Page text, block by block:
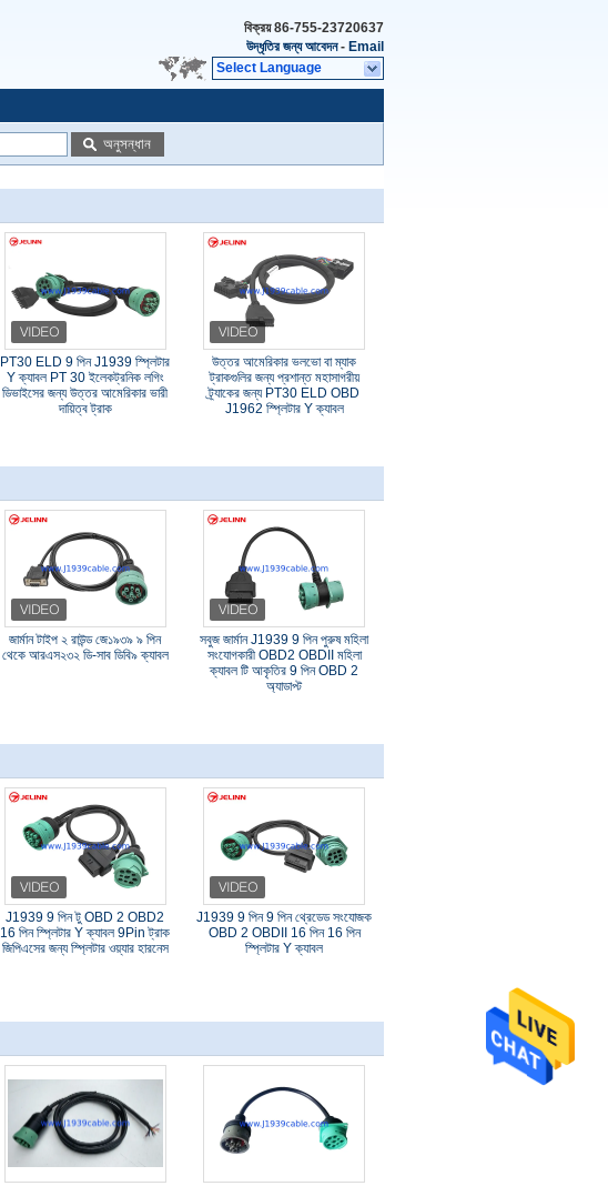
বিক্রয়86-755-23720637
উদ্ধৃতির জন্য আবেদন- Email
Select Language
অনুসন্ধান
PT30 ELD 9 পিন J1939 স্প্লিটার
Y ক্যাবল PT 30 ইলেকট্রনিক লগিং
ডিভাইসের জন্য উত্তর আমেরিকার ভারী
দায়িত্ব ট্রাক
উত্তর আমেরিকার ভলভো বা ম্যাক
ট্রাকগুলির জন্য প্রশান্ত মহাসাগরীয়
ট্র্যাকের জন্য PT30 ELD OBD
J1962 স্প্লিটার Y ক্যাবল
জার্মান টাইপ ২ রাউন্ড জে১৯৩৯ ৯ পিন
থেকে আরএস২৩২ ডি-সাব ডিবি৯ ক্যাবল
সবুজ জার্মান J1939 9 পিন পুরুষ মহিলা
সংযোগকারী OBD2 OBDII মহিলা
ক্যাবল টি আকৃতির 9 পিন OBD 2
অ্যাডাপ্ট
J1939 9 পিন টু OBD 2 OBD2
16 পিন স্প্লিটার Y ক্যাবল 9Pin ট্রাক
জিপিএসের জন্য স্প্লিটার ওয়্যার হারনেস
J1939 9 পিন 9 পিন থ্রেডেড সংযোজক
OBD 2 OBDII 16 পিন 16 পিন
স্প্লিটার Y ক্যাবল